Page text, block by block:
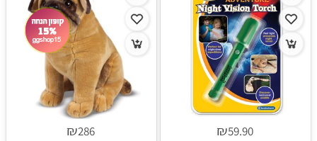
₪59.90
₪286